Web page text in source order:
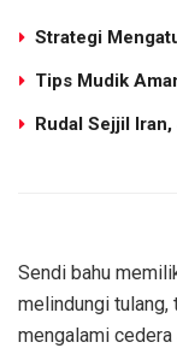
Strategi
Tips Mudik
Rudal Sejjil
Sendi bahu
melindungi tulang,
mengalami